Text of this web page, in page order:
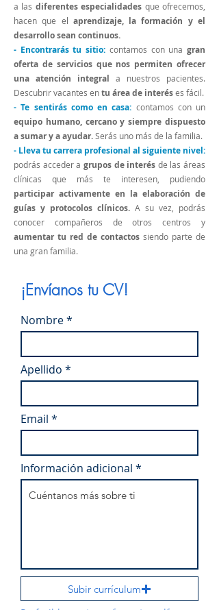
a las diferentes especialidades que ofrecemos,
hacen que el aprendizaje, la formación y el
desarrollo sean continuos.
- Encontrarás tu sitio: contamos con unagran
oferta de servicios que nos permiten ofrecer
una atención integral a nuestros pacientes.
Descubrir vacantes entu área de interéses fácil.
- Te sentirás como en casa: contamos con un
equipo humano, cercano y siempre dispuesto
a sumar y a ayudar.Serás uno más de la familia.
- Lleva tu carrera profesional al siguiente nivel:
podrás acceder a grupos de interés de las áreas
clínicas que más te interesen, pudiendo
participar activamente en la elaboración de
guías y protocolos clínicos. A su vez, podrás
conocer compañeros de otros centros y
aumentar tu red de contactos siendo parte de
una gran familia.
¡Envíanos tu CV!
Nombre
Apellido
Email
Información adicional
Subir currículum